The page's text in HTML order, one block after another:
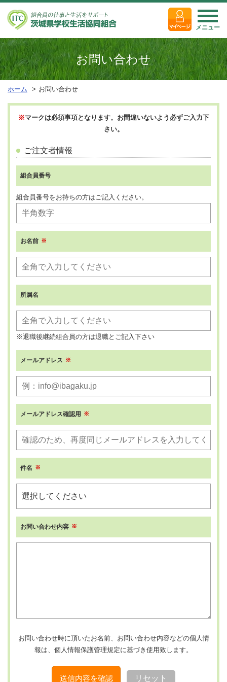
メニュー
お問い合わせ
ホーム お問い合わせ
※マークは必須事項となります。お間違いないよう必ずご入力下
さい。
ご注文者情報
組合員番号
組合員番号をお持ちの方はご記入ください。
お名前
所属名
※退職後継続組合員の方は退職とご記入下さい
メールアドレス
メールアドレス確認用
件名
お問い合わせ内容
お問い合わせ時に頂いたお名前、お問い合わせ内容などの個人情
報は、個人情報保護管理規定に基づき使用致します。